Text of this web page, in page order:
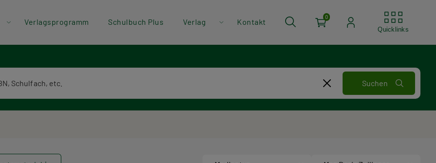
Verlagsprogramm Schulbuch Plus Verlag Kontakt
0
Quicklinks